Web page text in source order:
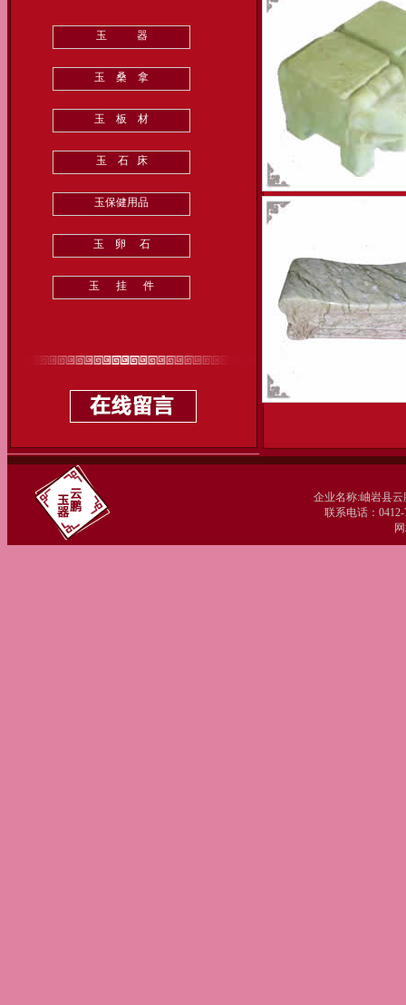
玉 器
玉 桑 拿
玉 板 材
玉 石 床
玉保健用品
玉 卵 石
玉 挂 件
企业名称:岫岩县
联系电话：0412-